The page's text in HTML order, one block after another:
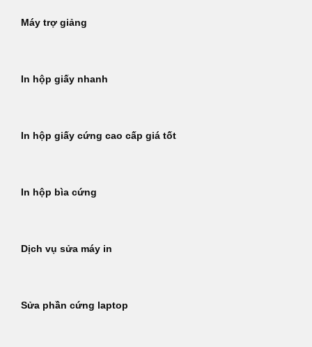
Máy trợ giảng
In hộp giấy nhanh
In hộp giấy cứng cao cấp giá tốt
In hộp bìa cứng
Dịch vụ sửa máy in
Sửa phần cứng laptop